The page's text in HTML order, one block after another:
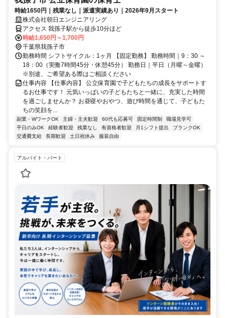
時給1650円｜残業なし｜派遣実績あり｜2026年9月スタート
株式会社朝日エンジニアリング
アクセス 我孫子駅から徒歩10分ほど
時給1,650円～1,700円
千葉県我孫子市
勤務時間 シフトサイクル：1ヶ月 【固定勤務】 勤務時間｜9：30 ～
18：00（実働7時間45分・休憩45分） 勤務日｜平日（月曜～金曜）
※別途、ご希望ある際はご相談ください
仕事内容 【仕事内容】 公立保育園で子どもたちの成長をサポートす
るお仕事です！ 元気いっぱいの子どもたちと一緒に、充実した時間
を過ごしませんか？ お昼寝やおやつ、遊び時間を通じて、子どもた
ちの笑顔を...
副業・WワークOK 主婦・主夫歓迎 60代も応募可 固定時間制
職場見学可
平日のみOK
経験者歓迎 残業なし 有資格者歓迎 月1シフト提出
ブランクOK
交通費支給
長期歓迎 土日祝休み 服装自由
アルバイト・パート